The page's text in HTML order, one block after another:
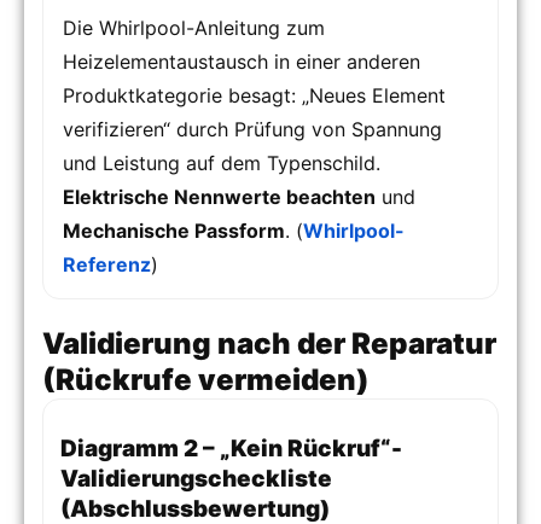
Die Whirlpool-Anleitung zum
Heizelementaustausch in einer anderen
Produktkategorie besagt: „Neues Element
verifizieren“ durch Prüfung von Spannung
und Leistung auf dem Typenschild.
Elektrische Nennwerte beachten und
Mechanische Passform. (Whirlpool-
Referenz)
Validierung nach der Reparatur
(Rückrufe vermeiden)
Diagramm 2 – „Kein Rückruf“-
Validierungscheckliste
(Abschlussbewertung)